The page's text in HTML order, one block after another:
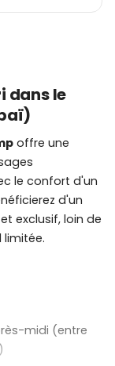
dans le
offre une
le confort d'un
d'un
exclusif, loin de
midi (entre